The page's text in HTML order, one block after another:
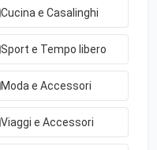
Cucina e Casalinghi
Sport e Tempo libero
Moda e Accessori
Viaggi e Accessori